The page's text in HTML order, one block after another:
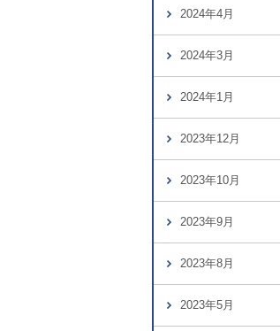
2024年4月
2024年3月
2024年1月
2023年12月
2023年10月
2023年9月
2023年8月
2023年5月